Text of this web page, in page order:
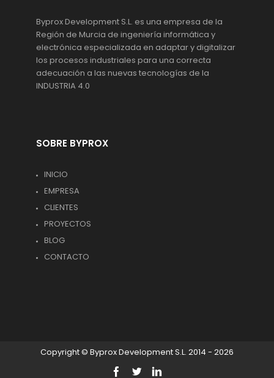
Byprox Development S.L. es una empresa de la
Región de Murcia de ingeniería informática y
electrónica especializada en adaptar y digitalizar
los procesos industriales para una correcta
adecuación a las nuevas tecnologías de la
INDUSTRIA 4.0
SOBRE BYPROX
INICIO
EMPRESA
CLIENTES
PROYECTOS
BLOG
CONTACTO
Copyright © Byprox Development S.L. 2014 - 2026